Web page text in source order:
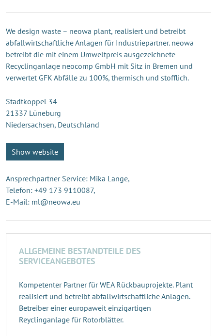
We design waste – neowa plant, realisiert und betreibt
abfallwirtschaftliche Anlagen für Industriepartner. neowa
betreibt die mit einem Umweltpreis ausgezeichnete
Recyclinganlage neocomp GmbH mit Sitz in Bremen und
verwertet GFK Abfälle zu 100%, thermisch und stofflich.
Stadtkoppel 34
21337 Lüneburg
Niedersachsen, Deutschland
Show website
Ansprechpartner Service: Mika Lange,
Telefon: +49 173 9110087,
E-Mail: ml@neowa.eu
ALLGEMEINE BESTANDTEILE DES
SERVICEANGEBOTES
Kompetenter Partner für WEA Rückbauprojekte. Plant
realisiert und betreibt abfallwirtschaftliche Anlagen.
Betreiber einer europaweit einzigartigen
Reyclinganlage für Rotorblätter.